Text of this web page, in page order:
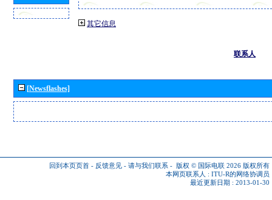
其它信息
联系人
[Newsflashes]
回到本页页首 - 反馈意见 - 请与我们联系 - 版权 © 国际电联 2026 版权所有
本网页联系人 : ITU-R的网络协调员
最近更新日期 : 2013-01-30